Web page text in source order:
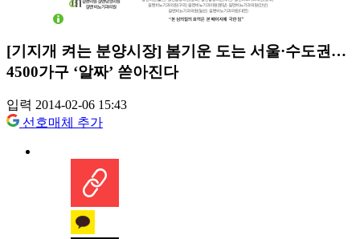
[기지개 켜는 분양시장] 봄기운 도는 서울·수도권…
4500가구 ‘알짜’ 쏟아진다
입력 2014-02-06 15:43
선호매체 추가